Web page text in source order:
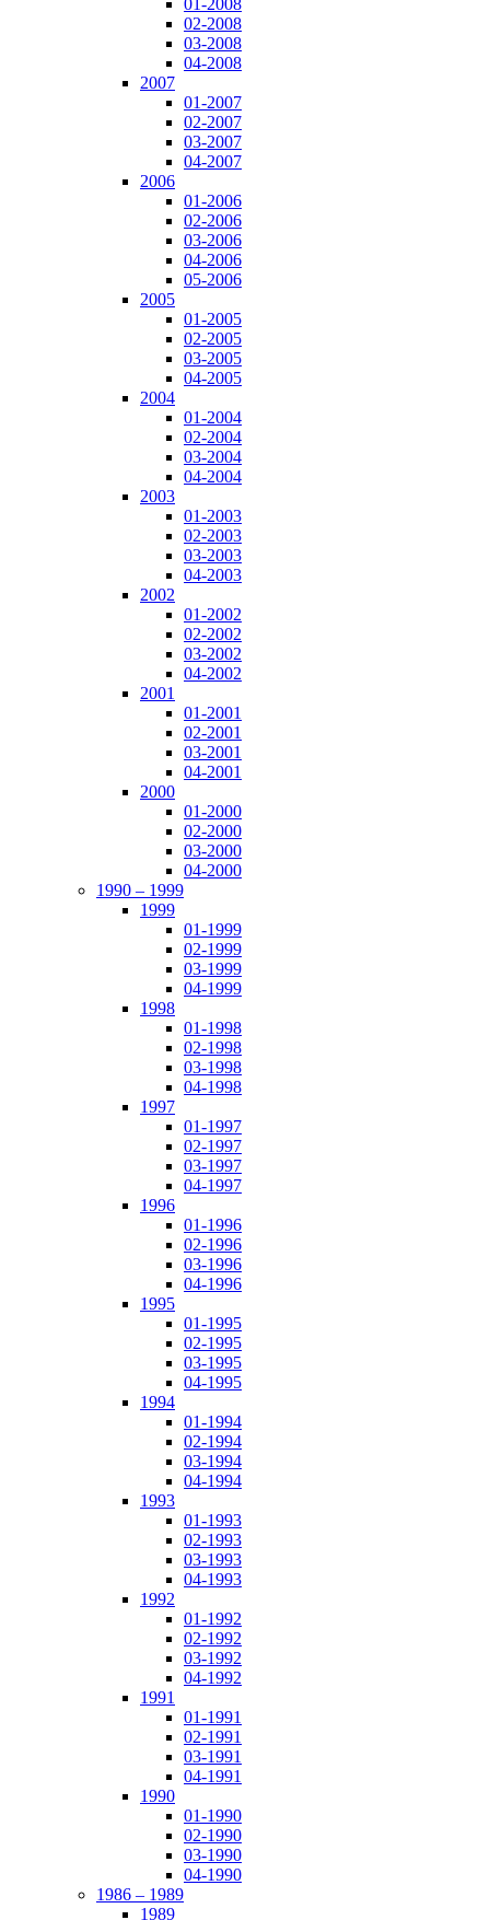
01-2008
02-2008
03-2008
04-2008
2007
01-2007
02-2007
03-2007
04-2007
2006
01-2006
02-2006
03-2006
04-2006
05-2006
2005
01-2005
02-2005
03-2005
04-2005
2004
01-2004
02-2004
03-2004
04-2004
2003
01-2003
02-2003
03-2003
04-2003
2002
01-2002
02-2002
03-2002
04-2002
2001
01-2001
02-2001
03-2001
04-2001
2000
01-2000
02-2000
03-2000
04-2000
1990 – 1999
1999
01-1999
02-1999
03-1999
04-1999
1998
01-1998
02-1998
03-1998
04-1998
1997
01-1997
02-1997
03-1997
04-1997
1996
01-1996
02-1996
03-1996
04-1996
1995
01-1995
02-1995
03-1995
04-1995
1994
01-1994
02-1994
03-1994
04-1994
1993
01-1993
02-1993
03-1993
04-1993
1992
01-1992
02-1992
03-1992
04-1992
1991
01-1991
02-1991
03-1991
04-1991
1990
01-1990
02-1990
03-1990
04-1990
1986 – 1989
1989